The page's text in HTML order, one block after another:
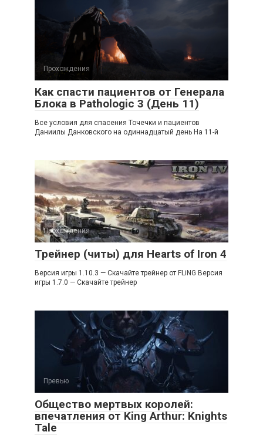
Прохождения
Как спасти пациентов от Генерала
Блока в Pathologic 3 (День 11)
Все условия для спасения Точечки и пациентов
Даниилы Данковского на одиннадцатый день На 11-й
Прохождения
Трейнер (читы) для Hearts of Iron 4
Версия игры 1.10.3 — Скачайте трейнер от FLiNG Версия
игры 1.7.0 — Скачайте трейнер
Превью
Общество мертвых королей:
впечатления от King Arthur: Knights
Tale